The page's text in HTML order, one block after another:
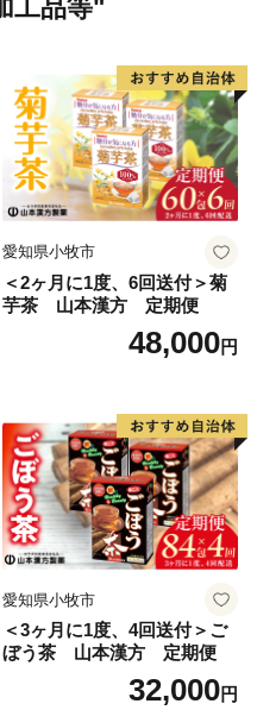
申請書のお届けは、入金
れる方には返信用封筒を
等が生じた場合はご連絡
付先】
ップ受付センター 宛
の郵便番号とは異なりま
お礼の品のお届けは対象
お受取りください。長期
品交換、キャンセルはお
の発送後にお届け先を変
工品等"
愛知県小牧市
＜2ヶ月に1度、6回送付＞菊
芋茶 山本漢方 定期便
48,000円
愛知県小牧市
＜3ヶ月に1度、4回送付＞ご
ぼう茶 山本漢方 定期便
32,000円